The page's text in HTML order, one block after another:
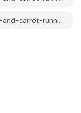
我如何在PGYER APK HUB上報告pepper-and-carrot-running-game的問題？